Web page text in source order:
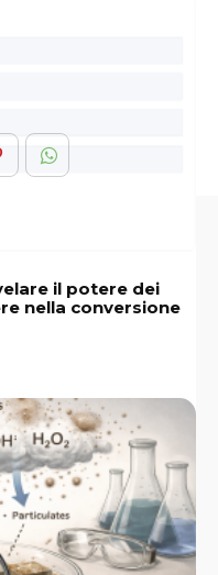
il potere dei
nella conversione